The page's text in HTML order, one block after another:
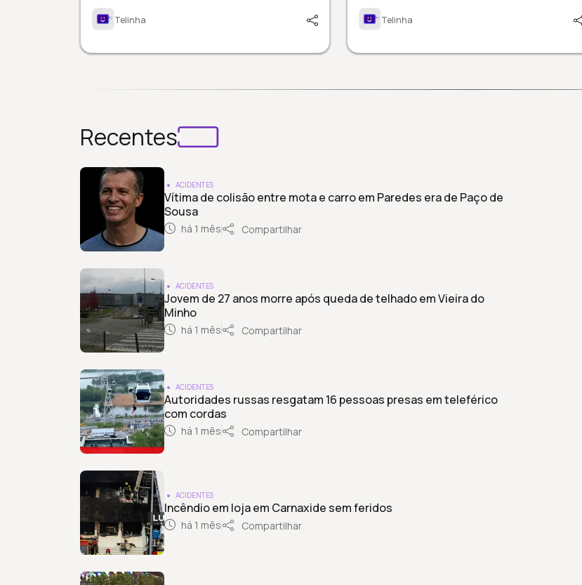
Telinha Telinha
Recentes
ACIDENTES
Vítima de colisão entre mota e carro em Paredes era de Paço de
Sousa
há 1 mês Compartilhar
ACIDENTES
Jovem de 27 anos morre após queda de telhado em Vieira do
Minho
há 1 mês Compartilhar
ACIDENTES
Autoridades russas resgatam 16 pessoas presas em teleférico
com cordas
há 1 mês Compartilhar
ACIDENTES
Incêndio em loja em Carnaxide sem feridos
há 1 mês Compartilhar